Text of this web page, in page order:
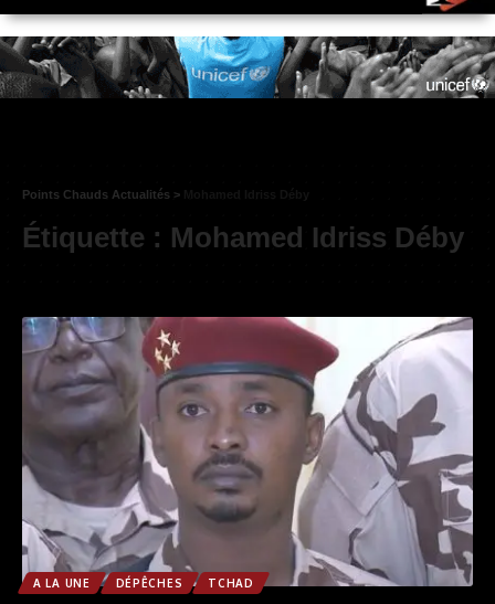
Points Chauds Actualités >
Étiquette : Mohamed Idriss Déby
A LA UNE DÉPÊCHES TCHAD